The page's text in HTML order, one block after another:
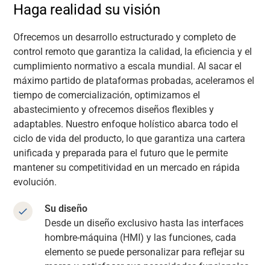
Haga realidad su visión
Ofrecemos un desarrollo estructurado y completo de
control remoto que garantiza la calidad, la eficiencia y el
cumplimiento normativo a escala mundial. Al sacar el
máximo partido de plataformas probadas, aceleramos el
tiempo de comercialización, optimizamos el
abastecimiento y ofrecemos diseños flexibles y
adaptables. Nuestro enfoque holístico abarca todo el
ciclo de vida del producto, lo que garantiza una cartera
unificada y preparada para el futuro que le permite
mantener su competitividad en un mercado en rápida
evolución.
Su diseño
Desde un diseño exclusivo hasta las interfaces
hombre-máquina (HMI) y las funciones, cada
elemento se puede personalizar para reflejar su